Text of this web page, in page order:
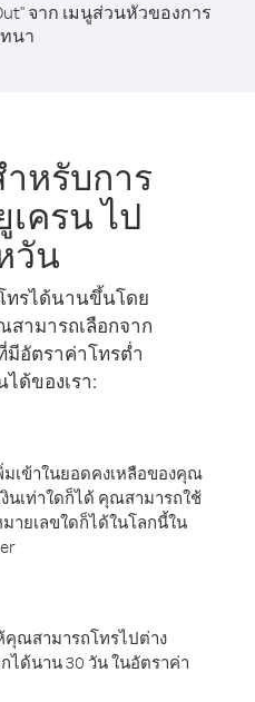
จาก เมนูส่วนหัวของการ
นา
หรับการ
ครน ไป
วัน
ทรได้นานขึ้นโดย
สามารถเลือกจาก
มีอัตราค่าโทรต่ำ
ด้ของเรา:
มเข้าในยอดคงเหลือของคุณ
นเท่าใดก็ได้ คุณสามารถใช้
ายเลขใดก็ได้ในโลกนี้ใน
คุณสามารถโทรไปต่าง
ได้นาน 30 วัน ในอัตราค่า